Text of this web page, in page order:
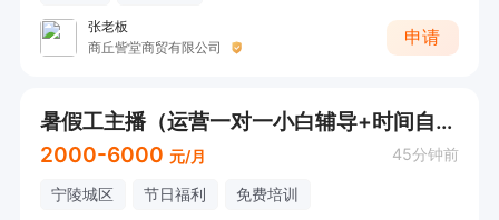
张老板
商丘訾堂商贸有限公司
申请
暑假工主播（运营一对一小白辅导+时间自由）
2000-6000 元/月 45分钟前
宁陵城区 节日福利 免费培训